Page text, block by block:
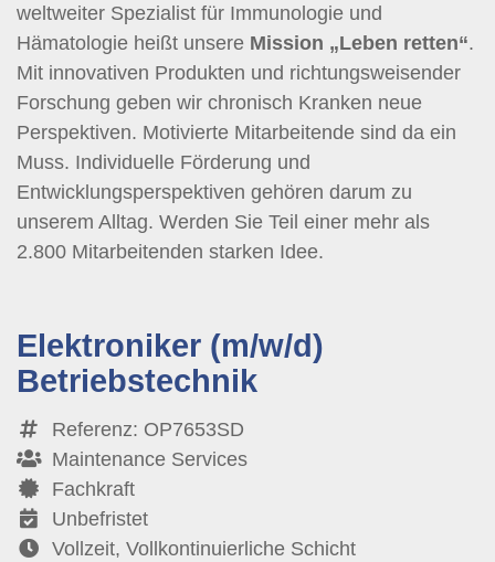
Elektroniker (m/w/d)
Betriebstechnik
Referenz: OP7653SD
Maintenance Services
Fachkraft
Unbefristet
Vollzeit, Vollkontinuierliche Schicht
weltweiter Spezialist für Immunologie und
Hämatologie heißt unsere Mission „Leben retten“.
Mit innovativen Produkten und richtungsweisender
Forschung geben wir chronisch Kranken neue
Perspektiven. Motivierte Mitarbeitende sind da ein
Muss. Individuelle Förderung und
Entwicklungsperspektiven gehören darum zu
unserem Alltag. Werden Sie Teil einer mehr als
2.800 Mitarbeitenden starken Idee.